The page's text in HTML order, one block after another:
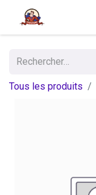
Tous les produits